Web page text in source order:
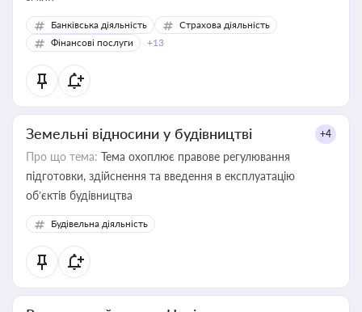
Банківська діяльність
Страхова діяльність
Фінансові послуги
+13
Земельні відносини у будівництві +4
Про що тема: Тема охоплює правове регулювання
підготовки, здійснення та введення в експлуатацію
об’єктів будівництва
Будівельна діяльність